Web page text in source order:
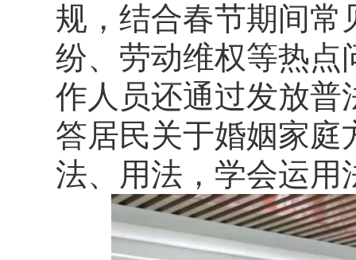
规，结合春节期间常
纷、劳动维权等热点
作人员还通过发放普
答居民关于婚姻家庭
法、用法，学会运用